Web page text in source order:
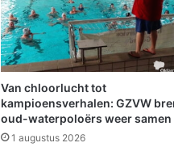
s
s
e
n
n
p
Van chloorlucht tot
kampioensverhalen: GZVW
oud-waterpoloërs weer samen
1 augustus 2026